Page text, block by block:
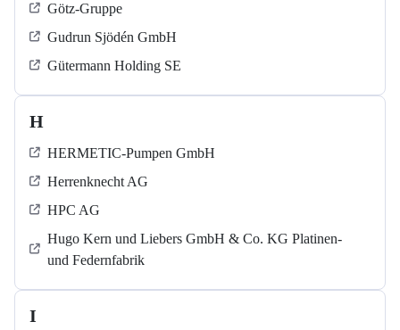
Götz-Gruppe
Gudrun Sjödén GmbH
Gütermann Holding SE
H
HERMETIC-Pumpen GmbH
Herrenknecht AG
HPC AG
Hugo Kern und Liebers GmbH & Co. KG Platinen-
und Federnfabrik
I